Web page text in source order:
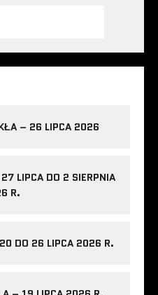
– 26 LIPCA 2026
LIPCA DO 2 SIERPNIA
R.
DO 26 LIPCA 2026 R.